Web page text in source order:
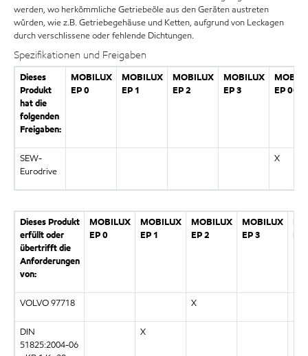
werden, wo herkömmliche Getriebeöle aus den Geräten austreten
würden, wie z.B. Getriebegehäuse und Ketten, aufgrund von Leckagen
durch verschlissene oder fehlende Dichtungen.
Spezifikationen und Freigaben
Dieses
Produkt
hat die
folgenden
Freigaben:
MOBILUX
EP 0
MOBILUX
EP 1
MOBILUX
EP 2
MOBILUX
EP 3
EP 004
SEW-
Eurodrive
X
Dieses Produkt
erfüllt oder
übertrifft die
Anforderungen
von:
MOBILUX
EP 0
MOBILUX
EP 1
MOBILUX
EP 2
MOBILUX
EP 3
EP
VOLVO 97718 X
DIN
51825:2004-06
X